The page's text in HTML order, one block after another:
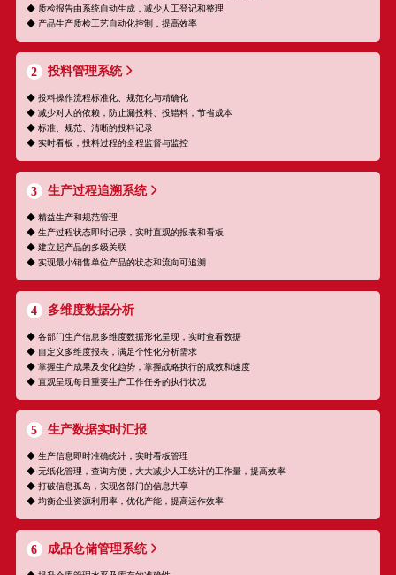
◆ 质检报告由系统自动生成，减少人工登记和整理
◆ 产品生产质检工艺自动化控制，提高效率
2 投料管理系统
◆ 投料操作流程标准化、规范化与精确化
◆ 减少对人的依赖，防止漏投料、投错料，节省成本
◆ 标准、规范、清晰的投料记录
◆ 实时看板，投料过程的全程监督与监控
3 生产过程追溯系统
◆ 精益生产和规范管理
◆ 生产过程状态即时记录，实时直观的报表和看板
◆ 建立起产品的多级关联
◆ 实现最小销售单位产品的状态和流向可追溯
4 多维度数据分析
◆ 各部门生产信息多维度数据形化呈现，实时查看数据
◆ 自定义多维度报表，满足个性化分析需求
◆ 掌握生产成果及变化趋势，掌握战略执行的成效和速度
◆ 直观呈现每日重要生产工作任务的执行状况
5 生产数据实时汇报
◆ 生产信息即时准确统计，实时看板管理
◆ 无纸化管理，查询方便，大大减少人工统计的工作量，提高效率
◆ 打破信息孤岛，实现各部门的信息共享
◆ 均衡企业资源利用率，优化产能，提高运作效率
6 成品仓储管理系统